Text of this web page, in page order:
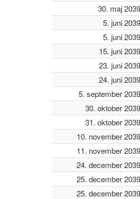
30. maj 2039
5. juni 2039
5. juni 2039
15. juni 2039
23. juni 2039
24. juni 2039
5. september 2039
30. oktober 2039
31. oktober 2039
10. november 2039
11. november 2039
24. december 2039
25. december 2039
25. december 2039